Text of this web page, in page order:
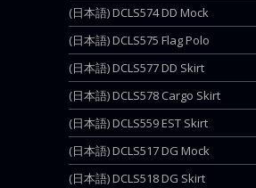
(日本語) DCLS574 DD Mock
(日本語) DCLS575 Flag Polo
(日本語) DCLS577 DD Skirt
(日本語) DCLS578 Cargo Skirt
(日本語) DCLS559 EST Skirt
(日本語) DCLS517 DG Mock
(日本語) DCLS518 DG Skirt